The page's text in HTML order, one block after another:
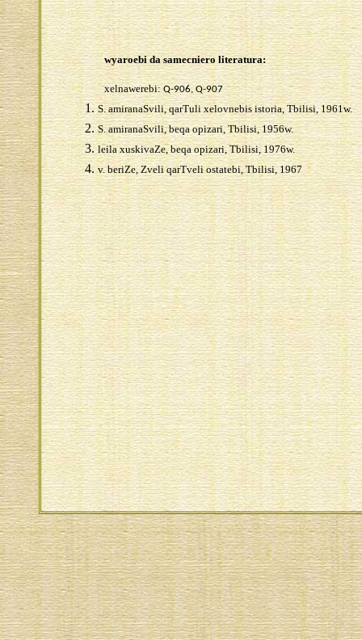
wyaroebi da samecniero literatura:
xelnawerebi: Q-906, Q-907
S. amiranaSvili, qarTuli xelovnebis istoria, Tbilisi, 1961w.
S. amiranaSvili, beqa opizari, Tbilisi, 1956w.
leila xuskivaZe, beqa opizari, Tbilisi, 1976w.
v. beriZe, Zveli qarTveli ostatebi, Tbilisi, 1967